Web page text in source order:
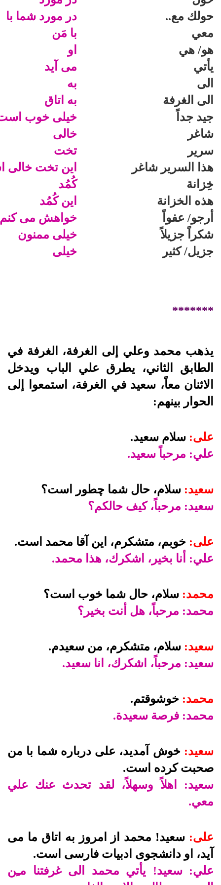
حولك مع..
معي
هو/ هي
يأتي
الى
الى الغرفة
جيد جداً
شاغر
سرير
هذا السرير شاغر
خِزانة
هذه الخزانة
أرجو/ عفواً
شكراً جزيلاً
جزيل/ كثير
در مورد شما با
با مَن
او
مى آيد
به
به اتاق
خيلى خوب
خالى
تخت
اين تخت
كُمُد
اين كُمُد
خواهش مى كنم
خيلى ممنون
خيلى
*******
يذهب محمد وعلي إلى الغرفة، الغرفة في
الطابق الثاني، يطرق علي الباب ويدخل
الاثنان معاً، سعيد في الغرفة، استمعوا إلى
الحوار بينهم:
على: سلام سعيد.
علي: مرحباً سعيد.
سعيد: سلام، حال شما چطور است؟
سعيد: مرحباً، كيف حالكم؟
على: خوبم، متشكرم، اين آقا محمد است.
علي: أنا بخير، اشكرك، هذا محمد.
محمد: سلام، حال شما خوب است؟
محمد: مرحباً، هل أنت بخير؟
سعيد: سلام، متشكرم، من سعيدم.
سعيد: مرحباً، اشكرك، انا سعيد.
محمد: خوشوقتم.
محمد: فرصة سعيدة.
سعيد: خوش آمديد، على درباره شما با من
صحبت كرده است.
سعيد: اهلاً وسهلاً، لقد تحدث عنك علي
معي.
على: سعيد! محمد از امروز به اتاق ما مى
آيد، او دانشجوى ادبيات فارسى است.
علي: سعيد! يأتي محمد الى غرفتنا مـِن